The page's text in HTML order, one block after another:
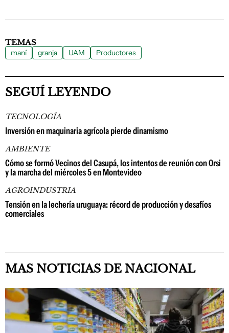
TEMAS
maní granja UAM Productores
SEGUÍ LEYENDO
TECNOLOGÍA
Inversión en maquinaria agrícola pierde dinamismo
AMBIENTE
Cómo se formó Vecinos del Casupá, los intentos de reunión con Orsi
y la marcha del miércoles 5 en Montevideo
AGROINDUSTRIA
Tensión en la lechería uruguaya: récord de producción y desafíos
comerciales
MAS NOTICIAS DE NACIONAL